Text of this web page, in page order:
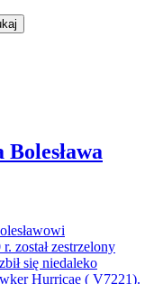
został zestrzelony
się niedaleko
Hurricae ( V7221).